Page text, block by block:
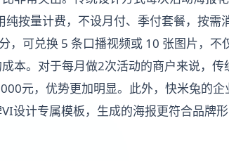
按量计费，不设月付、季付套餐，按需
，可兑换 5 条口播视频或 10 张图片，不
本。对于每月做2次活动的商户来说，传
元，优势更加明显。此外，快米兔的
设计专属模板，生成的海报更符合品牌